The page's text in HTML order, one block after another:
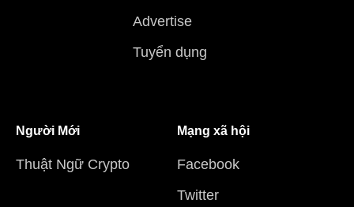
Advertise
Tuyển dụng
Người Mới
Thuật Ngữ Crypto
Mạng xã hội
Facebook
Twitter